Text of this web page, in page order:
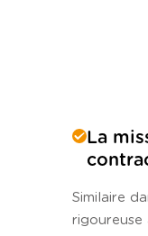
La
Similaire
rigoureuse